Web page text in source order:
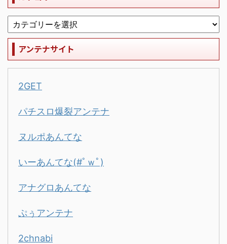
アンテナサイト
2GET
パチスロ爆裂アンテナ
ヌルポあんてな
いーあんてな(#ﾟｗﾟ)
アナグロあんてな
ぷぅアンテナ
2chnabi